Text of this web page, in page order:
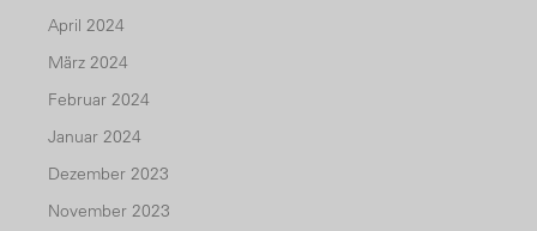
April 2024
März 2024
Februar 2024
Januar 2024
Dezember 2023
November 2023